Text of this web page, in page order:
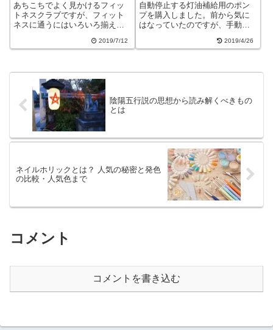
あちこちでよく見かけるフィッ
トネスクラブですが、フィット
ネスに通うにはいろいろ揃えな
いる方も多いと思います。そん
ィットネスで必要になるもの
は、オプションで借...
2019/7/12
自動停止する灯油補給用のポン
プを購入しました。前から気に
はなっていたのですが、手動と
懐疑的で購入を見送っていまし
てしまい、頻繁に灯油を補給す
2019/4/26
陰陽五行説の思想から読み解くべきもの
とは
ネイルホリックとは？ 人気の秘密と発色
の比較・人気色まで
コメント
コメントを書き込む